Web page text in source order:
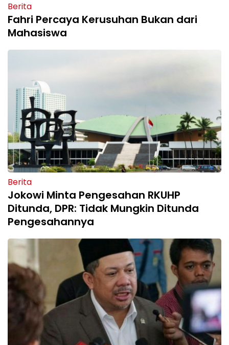
Berita
Fahri Percaya Kerusuhan Bukan dari
Mahasiswa
Berita
Jokowi Minta Pengesahan RKUHP
Ditunda, DPR: Tidak Mungkin Ditunda
Pengesahannya